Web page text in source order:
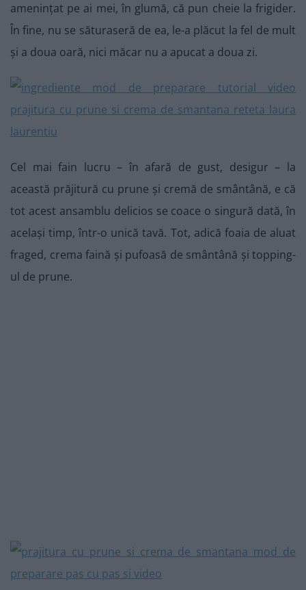
amenințat pe ai mei, în glumă, că pun cheie la frigider.
În fine, nu se săturaseră de ea, le-a plăcut la fel de mult
și a doua oară, nici măcar nu a apucat a doua zi.
Cel mai fain lucru – în afară de gust, desigur – la
această prăjitură cu prune și cremă de smântână, e că
tot acest ansamblu delicios se coace o singură dată, în
același timp, într-o unică tavă. Tot, adică foaia de aluat
fraged, crema faină și pufoasă de smântână și topping-
ul de prune.